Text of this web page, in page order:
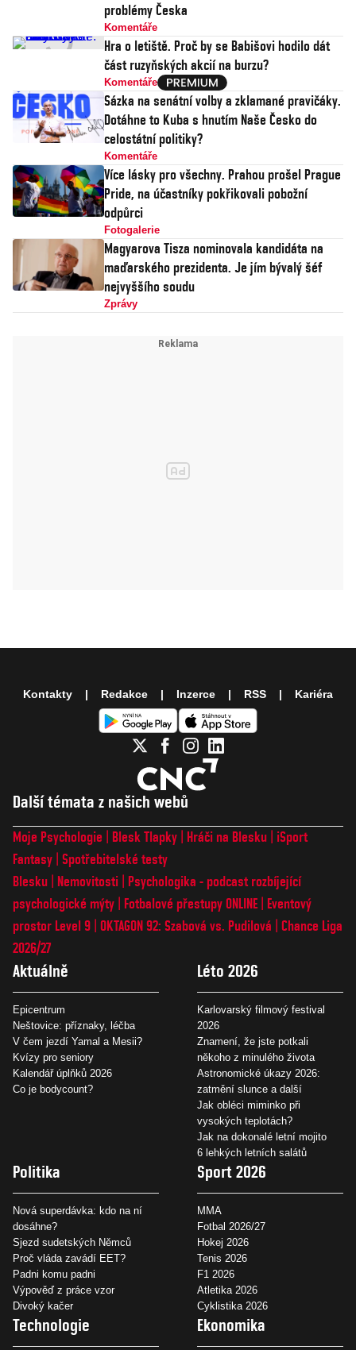
problémy Česka
Komentáře
Hra o letiště. Proč by se Babišovi hodilo dát
část ruzyňských akcií na burzu?
Komentáře
Sázka na senátní volby a zklamané pravičáky.
Dotáhne to Kuba s hnutím Naše Česko do
celostátní politiky?
Komentáře
Více lásky pro všechny. Prahou prošel Prague
Pride, na účastníky pokřikovali pobožní
odpůrci
Fotogalerie
Magyarova Tisza nominovala kandidáta na
maďarského prezidenta. Je jím bývalý šéf
nejvyššího soudu
Zprávy
Další témata z našich webů
Moje Psychologie Blesk Tlapky Hráči na Blesku
iSport
Fantasy Spotřebitelské testy
Blesku
Nemovitosti
Psychologika - podcast rozbíjející
psychologické mýty
Fotbalové přestupy ONLINE
Eventový
prostor Level 9 OKTAGON 92: Szabová vs. Pudilová
Chance Liga
2026/27
Aktuálně
Epicentrum
Neštovice: příznaky, léčba
V čem jezdí Yamal a Mesii?
Kvízy pro seniory
Kalendář úplňků 2026
Co je bodycount?
Léto 2026
Karlovarský filmový festival
2026
Znamení, že jste potkali
někoho z minulého života
Astronomické úkazy 2026:
zatmění slunce a další
Jak obléci miminko při
vysokých teplotách?
Jak na dokonalé letní mojito
6 lehkých letních salátů
Politika
Nová superdávka: kdo na ní
dosáhne?
Sjezd sudetských Němců
Proč vláda zavádí EET?
Padni komu padni
Výpověď z práce vzor
Divoký kačer
Sport 2026
MMA
Fotbal 2026/27
Hokej 2026
Tenis 2026
F1 2026
Atletika 2026
Cyklistika 2026
Technologie Ekonomika
Kontakty Redakce Inzerce RSS Kariéra